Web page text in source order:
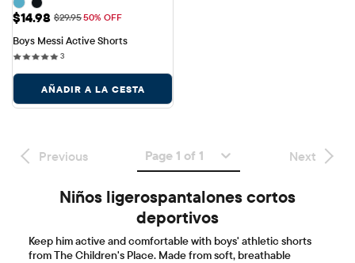
Precio de venta: $14.98
$14.98 Precio original: $29.95
$29.9550% OFF
Boys Messi Active Shorts
33 reviews
AÑADIR A LA CESTA
Previous Page 1 of 1 Next
Niños ligerospantalones cortos
deportivos
Keep him active and comfortable with boys' athletic shorts
from The Children's Place. Made from soft, breathable